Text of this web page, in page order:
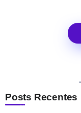
Posts Recentes